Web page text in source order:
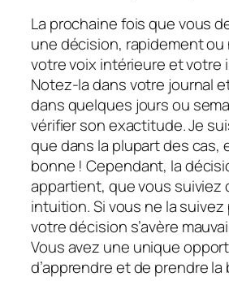
La prochaine fois que vous
une décision, rapidement
votre voix intérieure et votre
Notez-la dans votre journal
dans quelques jours ou
vérifier son exactitude. Je
que dans la plupart des cas,
bonne ! Cependant, la
appartient, que vous suiviez
intuition. Si vous ne la
votre décision s’avère
Vous avez une unique
d’apprendre et de prendre